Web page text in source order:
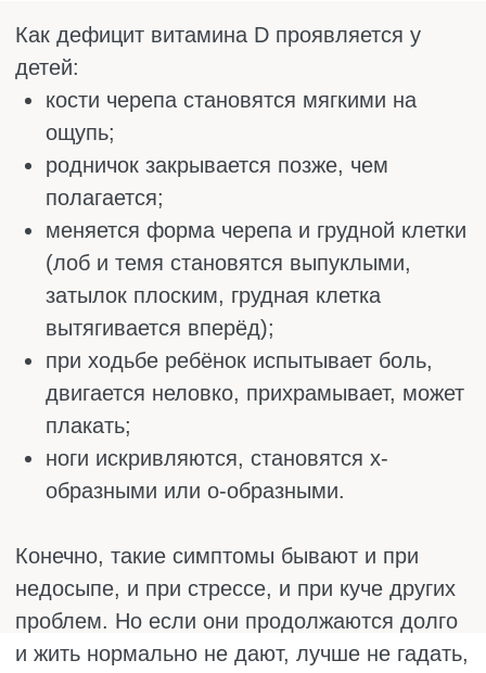
Её можно запекать, солить, коптить или
жарить. При копчении и жарке часть
витамина D теряется, но польза всё равно
остаётся. Как и любую рыбу, скумбрию
стоит есть с осторожностью при аллергии и
некоторых болезнях ЖКТ.
Сардины
Сардины чаще всего продаются в
консервах. В масле они дают до 500 МЕ
витамина D на 100 граммов. Главный плюс
сардин в том, что они мелкие, поэтому не
накапливают ртуть, в отличие от крупной
рыбы. Их можно есть спокойно и довольно
часто.
и кальцием. В консервах обычно есть
мягкие косточки, которые тоже съедобны и
очень полезны. Их добавляют в салаты,
мажут на хлеб или едят просто так.
Обычная селёдка, которую многие любят
солёной или маринованной, тоже богата
витамином D. В сырой сельди его может
быть от 200 до 1600 МЕ на 100 граммов. В
маринованной около 680 МЕ. При жарке
количество падает примерно до 200 МЕ, но